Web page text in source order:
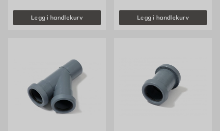
Legg i handlekurv Legg i handlekurv